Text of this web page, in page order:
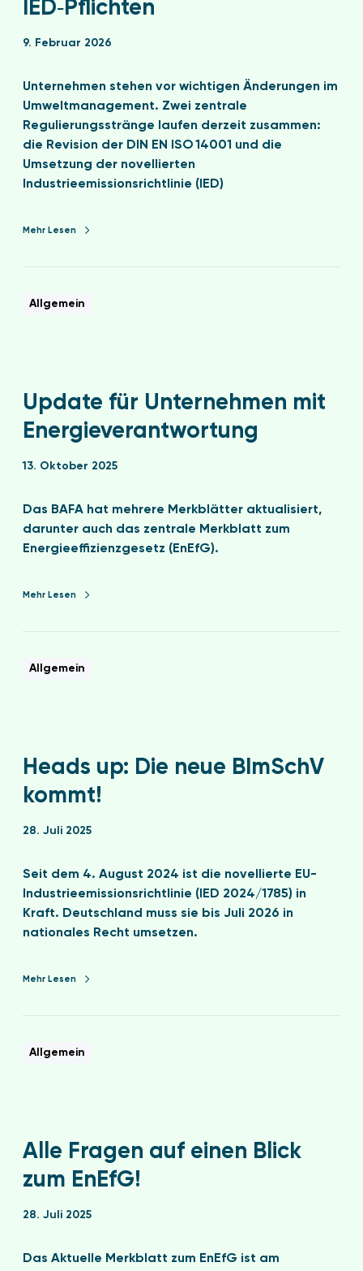
IED‑Pflichten
9. Februar 2026
Unternehmen stehen vor wichtigen Änderungen im
Umweltmanagement. Zwei zentrale
Regulierungsstränge laufen derzeit zusammen:
die Revision der DIN EN ISO 14001 und die
Umsetzung der novellierten
Industrieemissionsrichtlinie (IED)
Mehr Lesen
Allgemein
Update für Unternehmen mit
Energieverantwortung
13. Oktober 2025
Das BAFA hat mehrere Merkblätter aktualisiert,
darunter auch das zentrale Merkblatt zum
Energieeffizienzgesetz (EnEfG).
Mehr Lesen
Allgemein
Heads up: Die neue BImSchV
kommt!
28. Juli 2025
Seit dem 4. August 2024 ist die novellierte EU-
Industrieemissionsrichtlinie (IED 2024/1785) in
Kraft. Deutschland muss sie bis Juli 2026 in
nationales Recht umsetzen.
Mehr Lesen
Allgemein
Alle Fragen auf einen Blick
zum EnEfG!
28. Juli 2025
Das Aktuelle Merkblatt zum EnEfG ist am